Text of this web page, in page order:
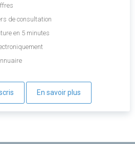
de consultation
en 5 minutes
En savoir plus